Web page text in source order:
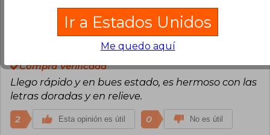
Esta opinión es útil 1 No es útil
María Mónica Alvear Villalobos
Miércoles 29 de Septiembre, 2021
Compra Verificada
Llego rápido y en bues estado, es hermoso con las
letras doradas y en relieve.
2 Esta opinión es útil 0 No es útil
Ir a Estados Unidos
Me quedo aquí